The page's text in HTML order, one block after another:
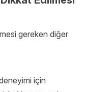
gereken diğer
için